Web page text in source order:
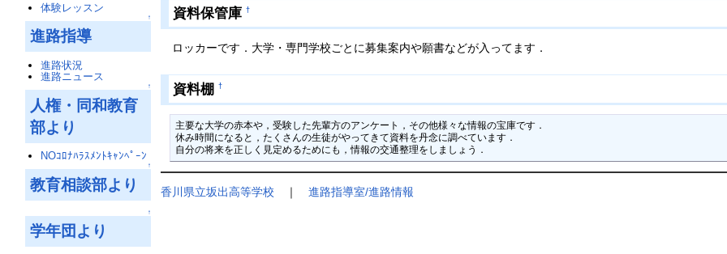
資料保管庫 †
ロッカーです．大学・専門学校ごとに募集案内や願書などが入ってます．
資料棚 †
主要な大学の赤本や，受験した先輩方のアンケート，その他様々な情報の宝庫です．
休み時間になると，たくさんの生徒がやってきて資料を丹念に調べています．
自分の将来を正しく見定めるためにも，情報の交通整理をしましょう．
香川県立坂出高等学校 ｜ 進路指導室/進路情報
体験レッスン
↑
進路指導
進路状況
進路ニュース
↑
人権・同和教育
部より
NOｺﾛﾅﾊﾗｽﾒﾝﾄｷｬﾝﾍﾟｰﾝ
↑
教育相談部より
↑
学年団より